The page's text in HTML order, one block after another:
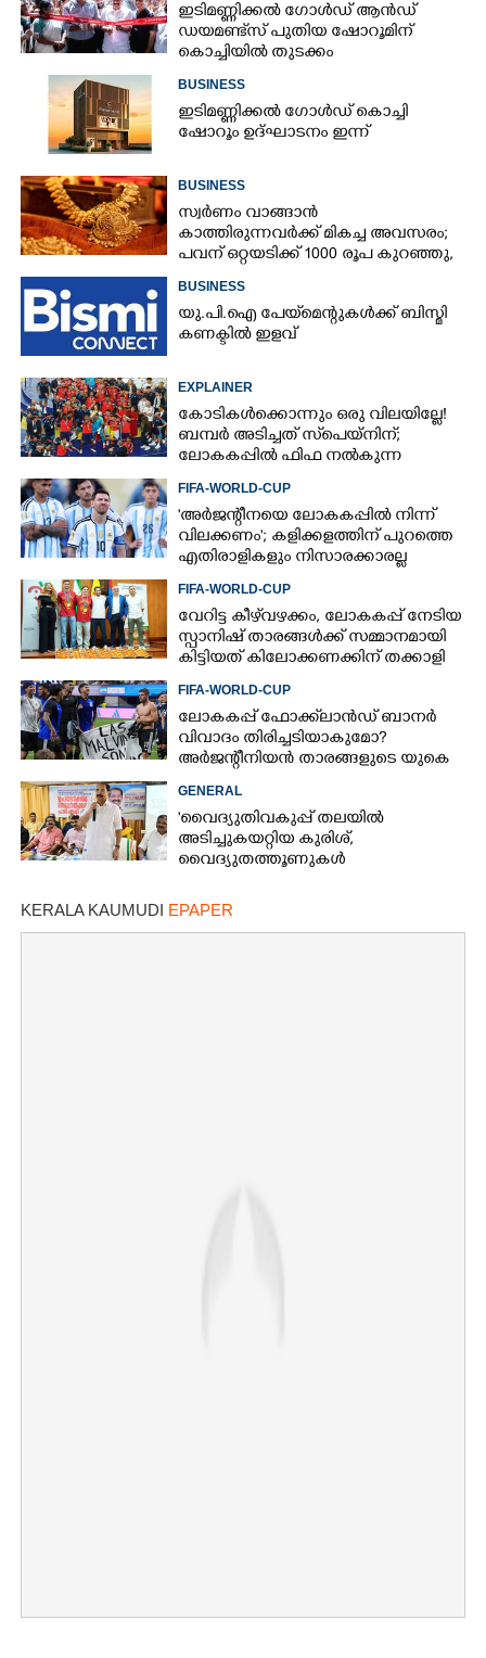
ഇടിമണ്ണിക്കൽ ഗോൾഡ് ആൻഡ്
ഡയമണ്ട്‌സ് പുതിയ ഷോറൂമിന്
കൊച്ചിയിൽ തുടക്കം
BUSINESS
ഇടിമണ്ണിക്കൽ ഗോൾഡ് കൊച്ചി
ഷോറൂം ഉദ്ഘാടനം ഇന്ന്
BUSINESS
സ്വർണം വാങ്ങാൻ
കാത്തിരുന്നവർക്ക് മികച്ച അവസരം;
പവന് ഒറ്റയടിക്ക് 1000 രൂപ കുറഞ്ഞു,
BUSINESS
യു.പി.ഐ പേയ്‌മെന്റുകൾക്ക് ബിസ്മി
കണക്ടിൽ ഇളവ്
EXPLAINER
കോടികൾക്കൊന്നും ഒരു വിലയില്ലേ!
ബമ്പർ അടിച്ചത് സ്‌പെയ്നിന്;
ലോകകപ്പിൽ ഫിഫ നൽകുന്ന
FIFA-WORLD-CUP
'അർജന്റീനയെ ലോകകപ്പിൽ നിന്ന്
വിലക്കണം'; കളിക്കളത്തിന് പുറത്തെ
എതിരാളികളും നിസാരക്കാരല്ല
FIFA-WORLD-CUP
വേറിട്ട കീഴ്‌‌വഴക്കം,​ ലോകകപ്പ് നേടിയ
സ്പാനിഷ് താരങ്ങൾക്ക് സമ്മാനമായി
കിട്ടിയത് കിലോക്കണക്കിന് തക്കാളി
FIFA-WORLD-CUP
ലോകകപ്പ് ഫോക്ക്‌ലാൻഡ് ബാനർ
വിവാദം തിരിച്ചടിയാകുമോ?
അർജന്റീനിയൻ താരങ്ങളുടെ യുകെ
GENERAL
'വൈദ്യുതിവകുപ്പ് തലയിൽ
അടിച്ചുകയറ്റിയ കുരിശ്‌,
വൈദ്യുതത്തൂണുകൾ
വിളിക്കുന്ന കാലമാണിത്'
KERALA KAUMUDI EPAPER